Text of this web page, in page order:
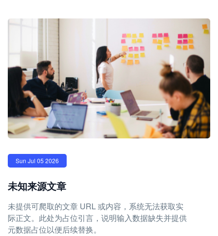
Sun Jul 05 2026
未知来源文章
未提供可爬取的文章 URL 或内容，系统无法获取实
际正文。此处为占位引言，说明输入数据缺失并提供
元数据占位以便后续替换。